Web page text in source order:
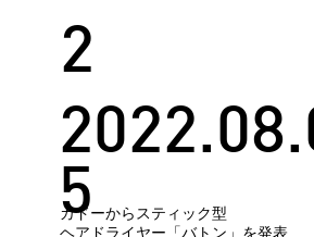
カドーからスティック型
ヘアドライヤー「バトン」を発表
2
5